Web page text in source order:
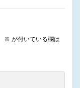
※ が付いている欄は